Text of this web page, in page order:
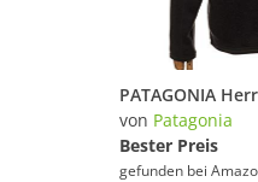
von Patagonia
Bester Preis
gefunden bei